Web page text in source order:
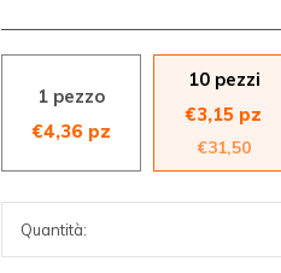
1 pezzo
€4,36 pz
10 pezzi
€3,15 pz
€31,50